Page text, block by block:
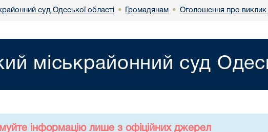
суд Одеської області • Громадянам • Оголошення про виклик
міськрайонний суд
інформацію лише з офіційних джерел